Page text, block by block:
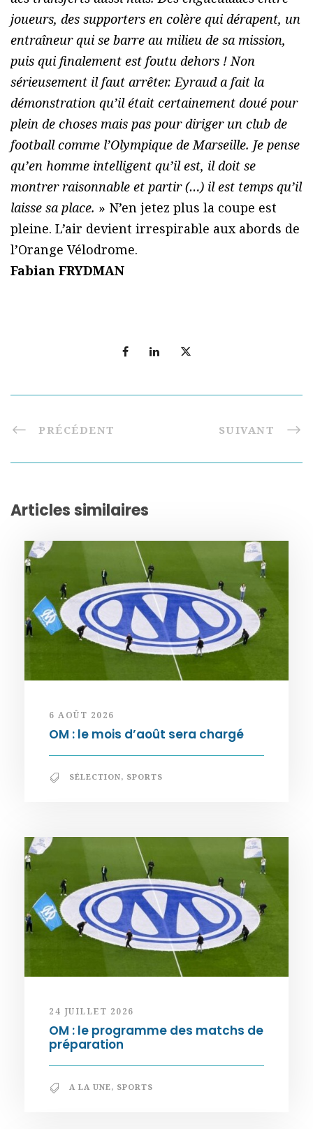
joueurs, des supporters en colère qui dérapent, un
entraîneur qui se barre au milieu de sa mission,
puis qui finalement est foutu dehors ! Non
sérieusement il faut arrêter. Eyraud a fait la
démonstration qu’il était certainement doué pour
plein de choses mais pas pour diriger un club de
football comme l’Olympique de Marseille. Je pense
qu’en homme intelligent qu’il est, il doit se
montrer raisonnable et partir (…) il est temps qu’il
laisse sa place. » N’en jetez plus la coupe est
pleine. L’air devient irrespirable aux abords de
l’Orange Vélodrome.
Fabian FRYDMAN
PRÉCÉDENT SUIVANT
Articles similaires
6 AOÛT 2026
OM : le mois d’août sera chargé
SÉLECTION, SPORTS
24 JUILLET 2026
OM : le programme des matchs de
préparation
A LA UNE, SPORTS